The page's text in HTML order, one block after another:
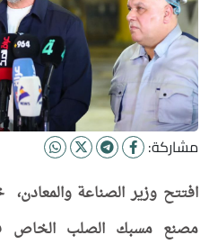
مشاركة:
افتتح وزير الصناعة والمعادن،
مصنع مسبك الصلب الخاص